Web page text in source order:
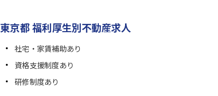
東京都 福利厚生別不動産求人
社宅・家賃補助あり
資格支援制度あり
研修制度あり